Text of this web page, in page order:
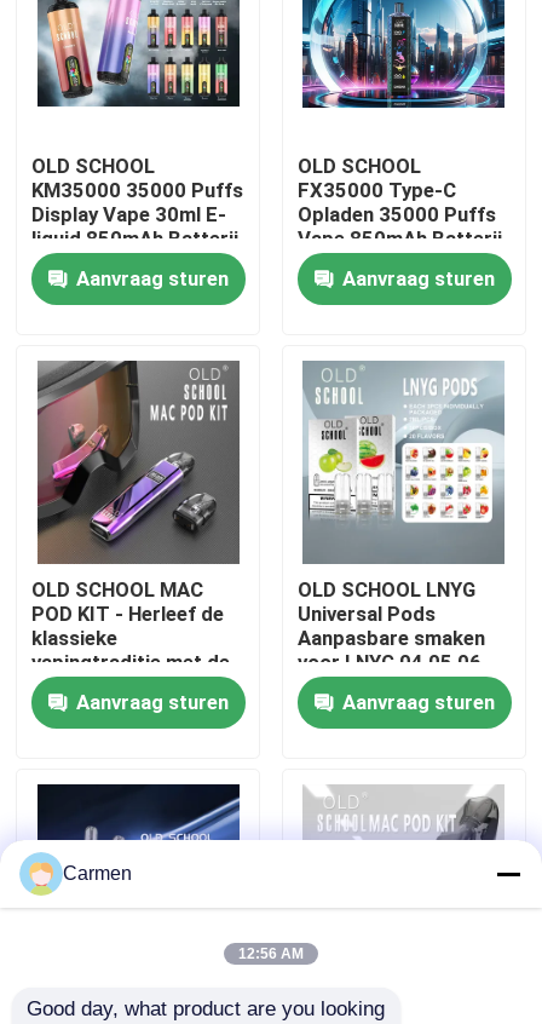
Producten
Videos
Over ons
Fabrieksreis
Kwaliteitscontrole
Contacteer ons
Vraag een offerte aan
ELFBAR Vape
OLD SCHOOL
KM35000 35000 Puffs
Display Vape 30ml E-
liquid 850mAh Batterij
Dubbele Mesh Coil
Verstelbare
Luchtstroom
Aanvraag sturen
OLD SCHOOL
FX35000 Type-C
Opladen 35000 Puffs
Vape 850mAh Batterij
Dubbele Mesh Coil
Verstelbare
Luchtstroom Smaak
Aanvraag sturen
OLD SCHOOL MAC
POD KIT - Herleef de
klassieke
vapingtraditie met de
moderne MAC POD,
ontworpen voor pure
smaak en
Aanvraag sturen
OLD SCHOOL LNYG
Universal Pods
Aanpasbare smaken
voor LNYG 04 05 06
Naadloze vaping-
ervaringAanvraag sturen
OLD SCHOOL LNYG 06 OLD SCHOOL MAC
Carmen
12:56 AM
Good day, what product are you looking